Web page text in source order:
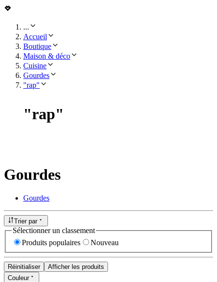
...
Accueil
Boutique
Maison & déco
Cuisine
Gourdes
"rap"
"rap"
Gourdes
Gourdes
Trier par
Sélectionner un classement
Produits populaires
Nouveau
Réinitialiser
Afficher les produits
Couleur